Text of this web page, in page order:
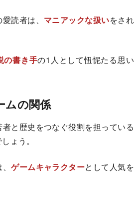
読者は、 マニアックな扱いをされ
の書き手の1人として忸怩たる思い
ムの関係
と歴史をつなぐ役割を担っている
ょう。
、ゲームキャラクターとして人気を